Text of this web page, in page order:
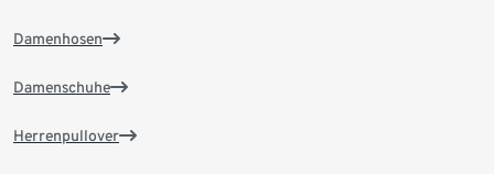
Damenhosen
Damenschuhe
Herrenpullover